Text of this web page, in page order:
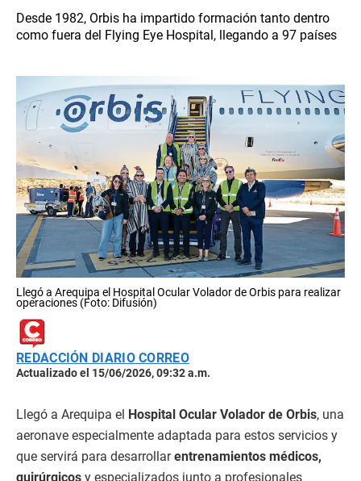
Desde 1982, Orbis ha impartido formación tanto dentro
como fuera del Flying Eye Hospital, llegando a 97 países
Llegó a Arequipa el Hospital Ocular Volador de Orbis para realizar
operaciones (Foto: Difusión)
REDACCIÓN DIARIO CORREO
Actualizado el 15/06/2026, 09:32 a.m.
Llegó a Arequipa el Hospital Ocular Volador de Orbis, una
aeronave especialmente adaptada para estos servicios y
que servirá para desarrollarentrenamientos médicos,
quirúrgicos y especializados junto a profesionales